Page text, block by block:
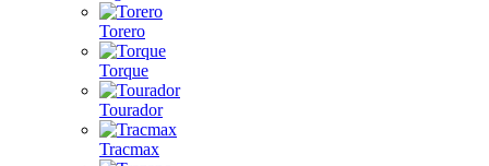
Torero
Torque
Tourador
Tracmax